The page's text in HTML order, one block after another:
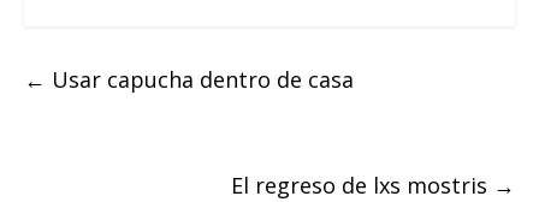
← Usar capucha dentro de casa
El regreso de lxs mostris →